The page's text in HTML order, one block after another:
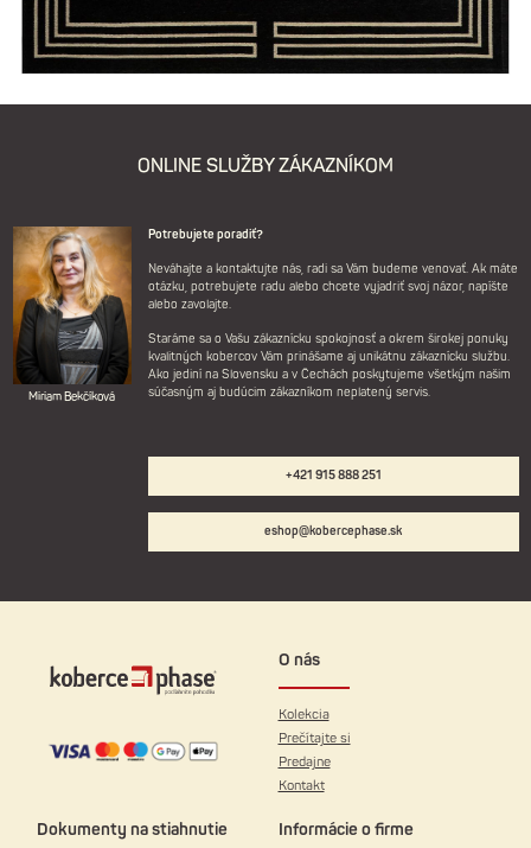
ONLINE SLUŽBY ZÁKAZNÍKOM
Miriam Bekčíková
Potrebujete poradiť?
Neváhajte a kontaktujte nás, radi sa Vám budeme venovať. Ak máte
otázku, potrebujete radu alebo chcete vyjadriť svoj názor, napíšte
alebo zavolajte.
Staráme sa o Vašu zákaznícku spokojnosť a okrem širokej ponuky
kvalitných kobercov Vám prinášame aj unikátnu zákaznícku službu.
Ako jediní na Slovensku a v Čechách poskytujeme všetkým našim
súčasným aj budúcim zákazníkom neplatený servis.
+421 915 888 251
eshop@kobercephase.sk
O nás
Kolekcia
Prečítajte si
Predajne
Kontakt
Dokumenty na stiahnutie Informácie o firme